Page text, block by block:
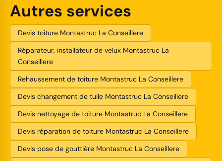
Autres services
Devis toiture Montastruc La Conseillere
Réparateur, installateur de velux Montastruc La
Conseillere
Rehaussement de toiture Montastruc La Conseillere
Devis changement de tuile Montastruc La Conseillere
Devis nettoyage de toiture Montastruc La Conseillere
Devis réparation de toiture Montastruc La Conseillere
Devis pose de gouttière Montastruc La Conseillere